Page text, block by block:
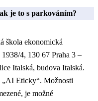
je to s parkováním?
škola ekonomická
4, 130 67 Praha 3 –
Italská, budova Italská.
„AI Eticky“. Možnosti
je možné